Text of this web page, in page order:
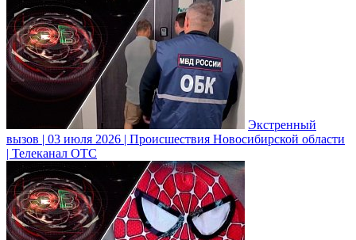
Экстренный
вызов | 03 июля 2026 | Происшествия Новосибирской области
| Телеканал ОТС